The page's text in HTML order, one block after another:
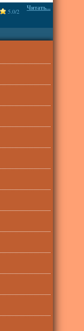
Читать...
5.0/2